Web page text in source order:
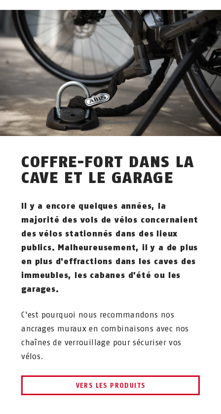
COFFRE-FORT DANS LA
CAVE ET LE GARAGE
Il y a encore quelques années, la
majorité des vols de vélos concernaient
des vélos stationnés dans des lieux
publics. Malheureusement, il y a de plus
en plus d'effractions dans les caves des
immeubles, les cabanes d'été ou les
garages.
C'est pourquoi nous recommandons nos
ancrages muraux en combinaisons avec nos
chaînes de verrouillage pour sécuriser vos
vélos.
VERS LES PRODUITS